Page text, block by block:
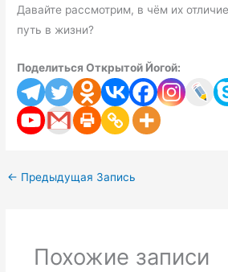
Давайте рассмотрим, в чём их
путь в жизни?
Поделиться Открытой Йогой:
← Предыдущая Запись
Похожие записи